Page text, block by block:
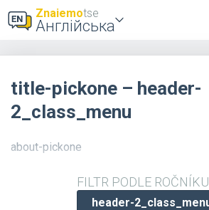
Znaiemotse
Англійська
title-pickone – header-
2_class_menu
about-pickone
FILTR PODLE ROČNÍKU